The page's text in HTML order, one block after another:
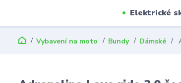
Elektrické
Vybavení na moto Bundy Dámské